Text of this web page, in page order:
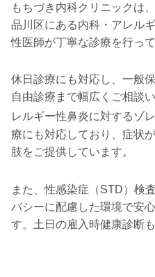
もちづき内科クリニックは
品川区にある内科・アレル
性医師が丁寧な診療を行って
休日診療にも対応し、一般
自由診療まで幅広くご相談
レルギー性鼻炎に対するゾ
療にも対応しており、症状
肢をご提供しています。
また、性感染症（STD）検
バシーに配慮した環境で安
す。土日の雇入時健康診断